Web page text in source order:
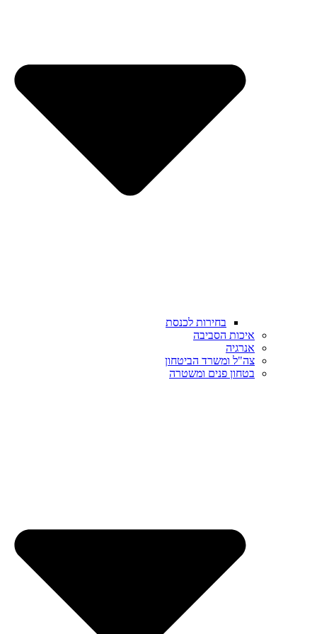
בחירות לכנסת
איכות הסביבה
אנרגיה
צה"ל ומשרד הביטחון
בטחון פנים ומשטרה